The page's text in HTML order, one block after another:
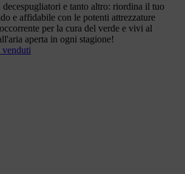
decespugliatori e tanto altro: riordina il tuo
e affidabile con le potenti attrezzature
per la cura del verde e vivi al
aperta in ogni stagione!
venduti